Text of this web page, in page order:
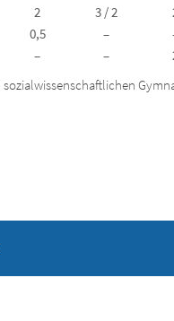
2 3 / 2
0,5 –
– –